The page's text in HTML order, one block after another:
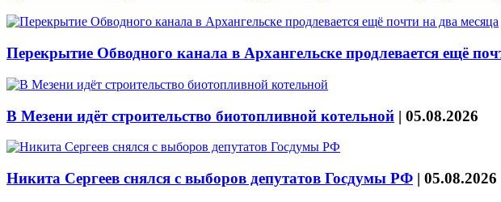
Перекрытие Обводного канала в Архангельске продлевается ещё
В Мезени идёт строительство биотопливной котельной | 05.08.2026
Никита Сергеев снялся с выборов депутатов Госдумы РФ | 05.08.2026